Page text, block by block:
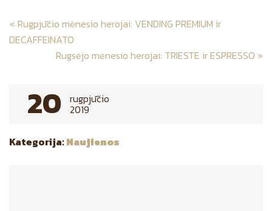
Post
navigation
« Rugpjūčio mėnesio herojai: VENDING PREMIUM ir
DECAFFEINATO
Rugsėjo mėnesio herojai: TRIESTE ir ESPRESSO »
20 rugpjūčio
2019
Kategorija:Naujienos